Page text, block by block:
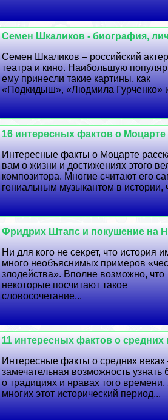
Семен Шкаликов - биография,
Семен Шкаликов – российский актер
театра и кино. Наибольшую
ему принесли такие картины, как
«Подкидыш», «Людмила
16 интересных фактов о Моцарте
Интересные факты о Моцарте
вам о жизни и достижениях этого
композитора. Многие считают его
гениальным музыкантом в истории,
Фридрих Штапс и покушение на
Ни для кого не секрет, что история
много необъяснимых примеров
злодейства». Вполне возможно, что
некоторые посчитают такое
словосочетание...
11 интересных фактов о средних
Интересные факты о средних веках
замечательная возможность узнать
о традициях и нравах того времени.
многих этот исторический период...